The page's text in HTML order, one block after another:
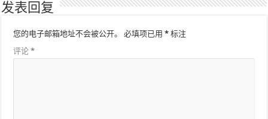
发表回复
您的电子邮箱地址不会被公开。 必填项已用* 标注
评论*